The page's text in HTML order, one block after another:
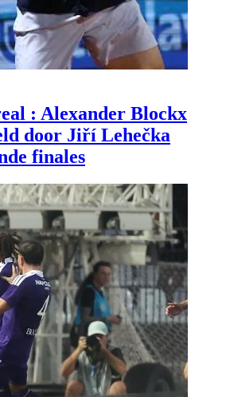
: Alexander Blockx
door Jiří Lehečka
finales